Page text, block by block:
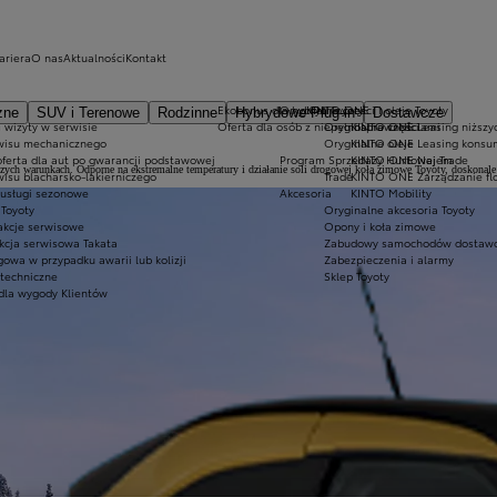
SUV i Terenowe Rodzinne Hybrydowe Plug-in
Dostawcze
Ekobonus dla hybryd Toyoty
Oferta dla osób z niepełnosprawnościami
KINTO ONE
KINTO ONE Leasing
KINTO ONE Leasing
KINTO ONE Najem
KINTO ONE Zarządzanie
KINTO Mobility
wizyty w serwisie
mechanicznego
dla aut po gwarancji podstawowej
blacharsko-lakierniczego
sezonowe
serwisowe
serwisowa Takata
w przypadku awarii lub kolizji
wygody Klientów
Oryginalne części i oleje Toyoty
Oryginalne części
Oryginalne oleje
Program Sprzedaży Hurtowej Trade
Trade
Akcesoria
Oryginalne akcesoria Toyoty
Opony i koła zimowe
Zabudowy samochodów
Zabezpieczenia i alarmy
Sklep Toyoty
O nasAktualnościKontakt
warunkach. Odporne na ekstremalne temperatury i działanie soli drogowej koła zimowe Toyoty,